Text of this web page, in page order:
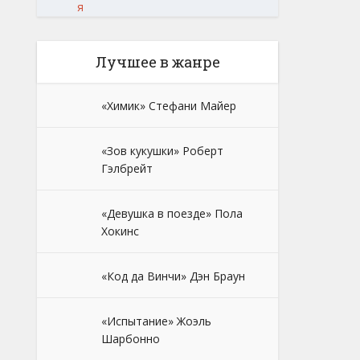
я
Лучшее в жанре
«Химик» Стефани Майер
«Зов кукушки» Роберт
Гэлбрейт
«Девушка в поезде» Пола
Хокинс
«Код да Винчи» Дэн Браун
«Испытание» Жоэль
Шарбонно